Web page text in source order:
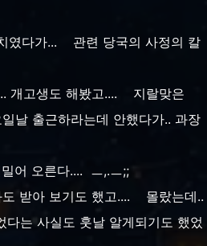
였다가... 관련 당국의 사정의 칼
개고생도 해봤고.... 지랄맞은
날 출근하라는데 안했다가.. 과장
어 오른다.... ㅡ,.ㅡ;;
도 받아 보기도 했고.... 몰랐는데..
는 사실도 훗날 알게되기도 했었